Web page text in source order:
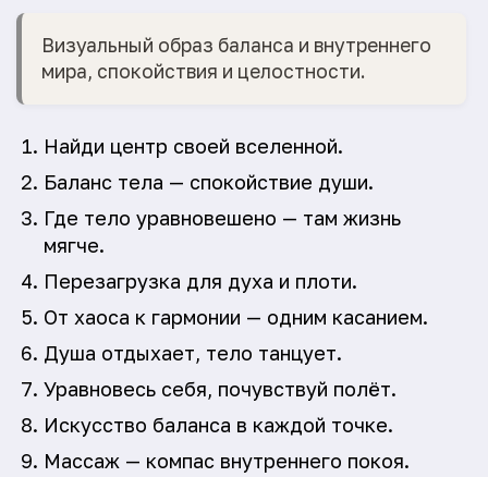
Визуальный образ баланса и внутреннего
мира, спокойствия и целостности.
Найди центр своей вселенной.
Баланс тела — спокойствие души.
Где тело уравновешено — там жизнь
мягче.
Перезагрузка для духа и плоти.
От хаоса к гармонии — одним касанием.
Душа отдыхает, тело танцует.
Уравновесь себя, почувствуй полёт.
Искусство баланса в каждой точке.
Массаж — компас внутреннего покоя.